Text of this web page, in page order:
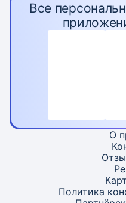
Все
О
Политика